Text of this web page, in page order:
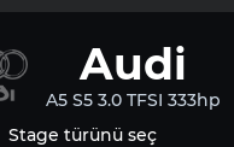
Audi
A5 S5 3.0 TFSI 333hp
Stage türünü seç